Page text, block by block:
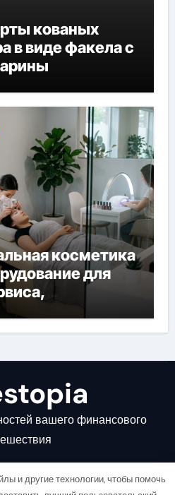
кованых
в виде факела с
косметика
для
и
вашего финансового
и другие технологии, чтобы помочь